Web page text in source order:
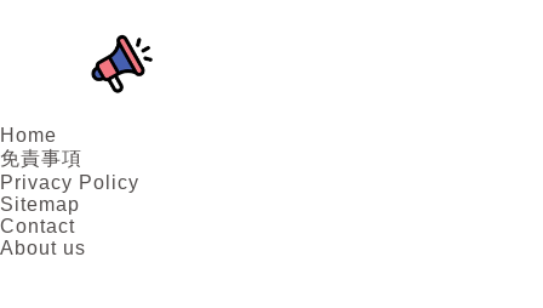
Home
免責事項
Privacy Policy
Sitemap
Contact
About us